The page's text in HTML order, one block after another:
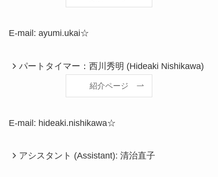
E-mail: ayumi.ukai☆
パートタイマー：西川秀明 (Hideaki Nishikawa)
紹介ページ
E-mail: hideaki.nishikawa☆
アシスタント (Assistant): 清治直子